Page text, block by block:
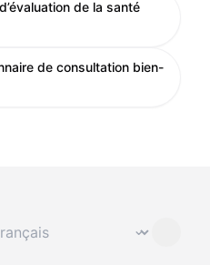
de la santé
de consultation bien-
⌄